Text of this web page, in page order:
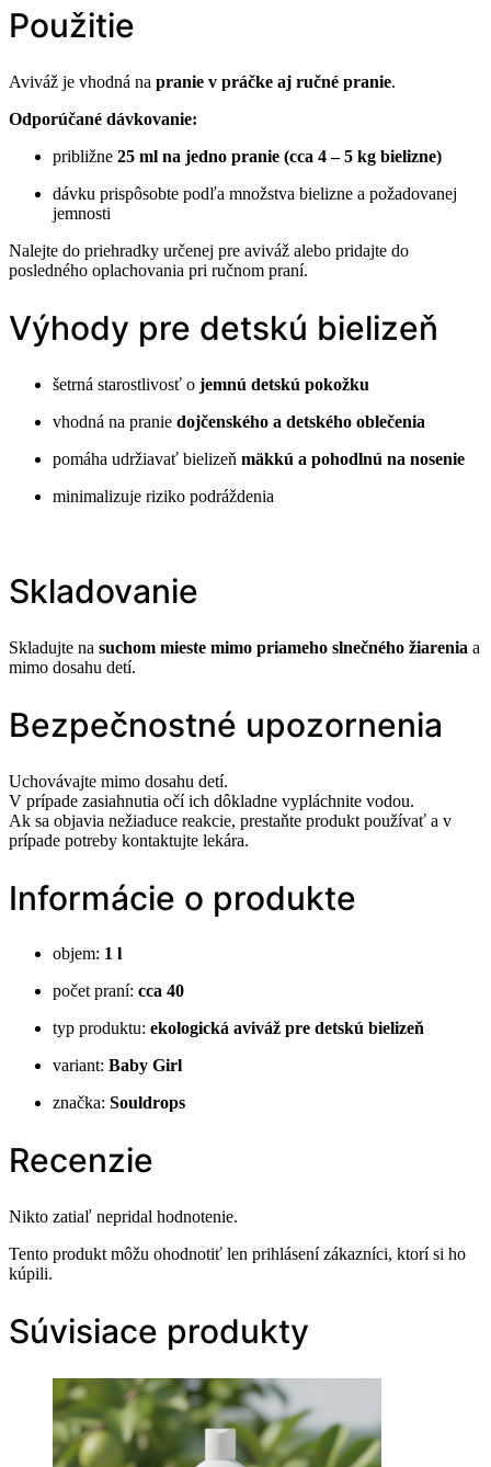
Použitie
Aviváž je vhodná na pranie v práčke aj ručné pranie.
Odporúčané dávkovanie:
približne 25 ml na jedno pranie (cca 4 – 5 kg bielizne)
dávku prispôsobte podľa množstva bielizne a požadovanej
jemnosti
Nalejte do priehradky určenej pre aviváž alebo pridajte do
posledného oplachovania pri ručnom praní.
Výhody pre detskú bielizeň
šetrná starostlivosť o jemnú detskú pokožku
vhodná na pranie dojčenského a detského oblečenia
pomáha udržiavať bielizeň mäkkú a pohodlnú na nosenie
minimalizuje riziko podráždenia
Skladovanie
Skladujte na suchom mieste mimo priameho slnečného žiarenia a
mimo dosahu detí.
Bezpečnostné upozornenia
Uchovávajte mimo dosahu detí.
V prípade zasiahnutia očí ich dôkladne vypláchnite vodou.
Ak sa objavia nežiaduce reakcie, prestaňte produkt používať a v
prípade potreby kontaktujte lekára.
Informácie o produkte
objem: 1 l
počet praní: cca 40
typ produktu: ekologická aviváž pre detskú bielizeň
variant: Baby Girl
značka: Souldrops
Recenzie
Nikto zatiaľ nepridal hodnotenie.
Tento produkt môžu ohodnotiť len prihlásení zákazníci, ktorí si ho
kúpili.
Súvisiace produkty